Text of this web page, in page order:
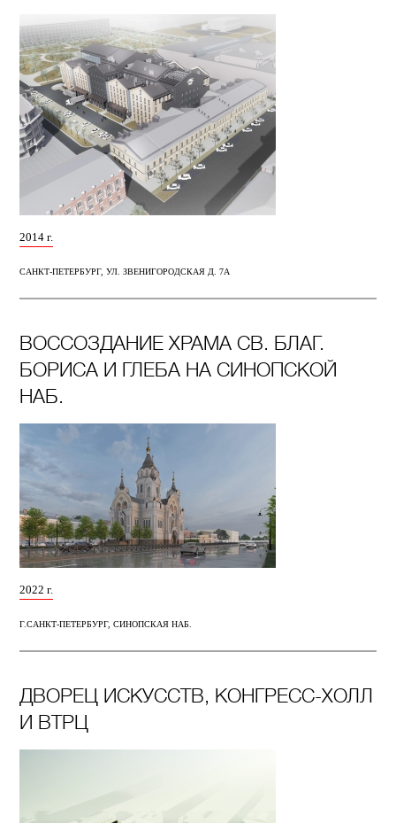
2014 г.
САНКТ-ПЕТЕРБУРГ, УЛ. ЗВЕНИГОРОДСКАЯ Д. 7А
ВОССОЗДАНИЕ ХРАМА СВ. БЛАГ.
БОРИСА И ГЛЕБА НА СИНОПСКОЙ
НАБ.
2022 г.
Г.САНКТ-ПЕТЕРБУРГ, СИНОПСКАЯ НАБ.
ДВОРЕЦ ИСКУССТВ, КОНГРЕСС-ХОЛЛ
И ВТРЦ